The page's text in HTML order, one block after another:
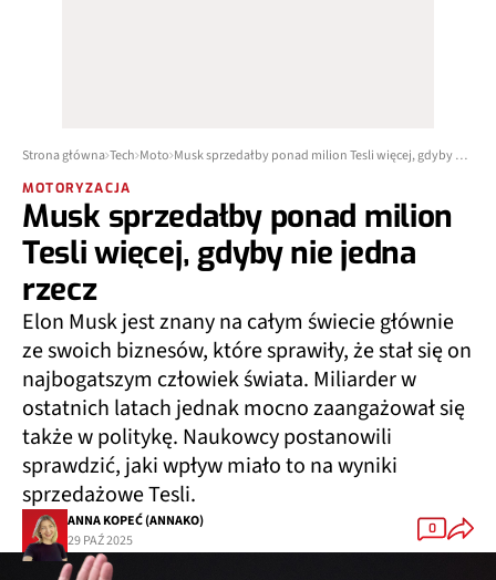
Strona główna Tech Moto Musk sprzedałby ponad milion Tesli więcej, gdyby nie jedna rzecz
MOTORYZACJA
Musk sprzedałby ponad milion
Tesli więcej, gdyby nie jedna
rzecz
Elon Musk jest znany na całym świecie głównie
ze swoich biznesów, które sprawiły, że stał się on
najbogatszym człowiek świata. Miliarder w
ostatnich latach jednak mocno zaangażował się
także w politykę. Naukowcy postanowili
sprawdzić, jaki wpływ miało to na wyniki
sprzedażowe Tesli.
ANNA KOPEĆ (ANNAKO)
29 PAŹ 2025
0